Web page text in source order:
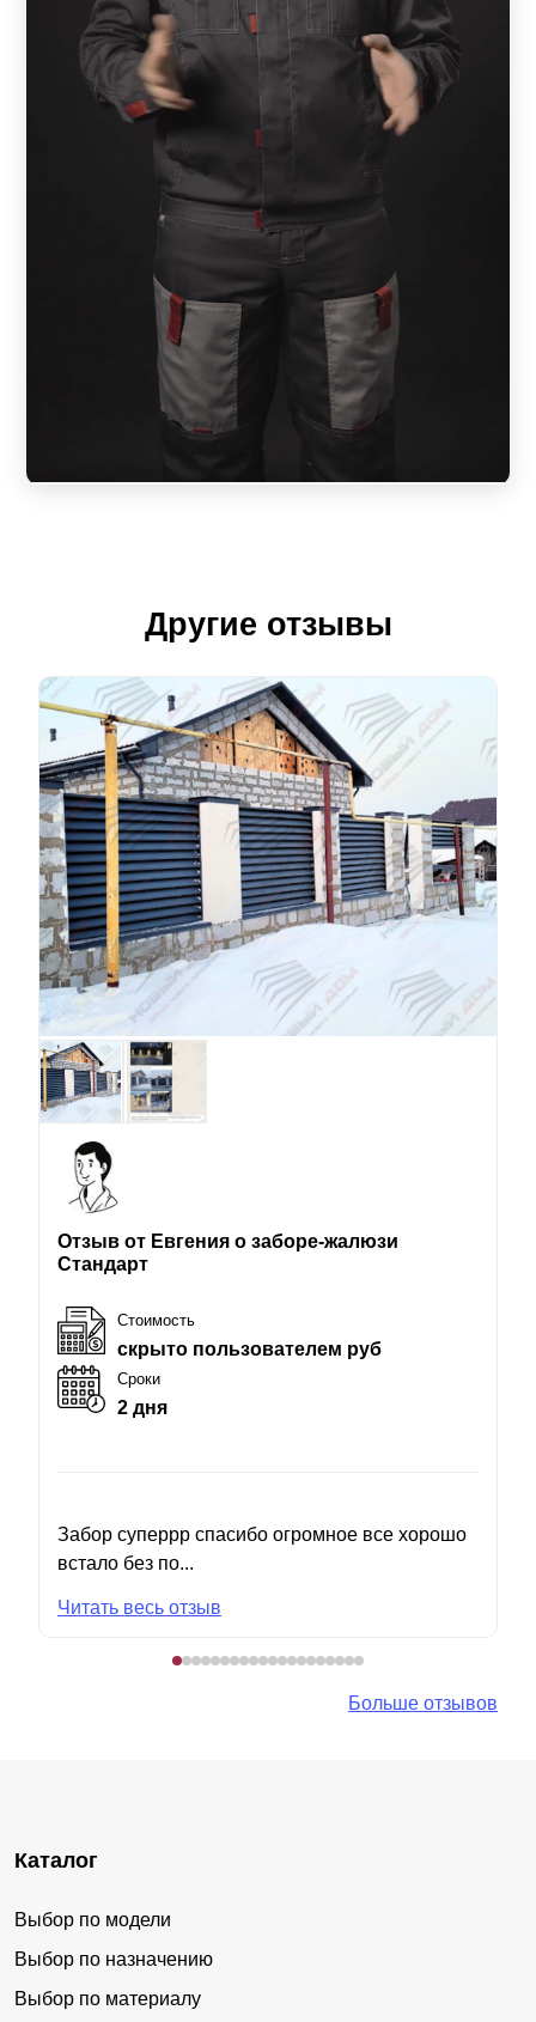
Другие отзывы
Отзыв от Евгения о заборе-жалюзи
Стандарт
Стоимость
скрыто пользователем руб
Сроки
2 дня
Забор суперрр спасибо огромное все хорошо
встало без по...
Читать весь отзыв
Больше отзывов
Каталог
Выбор по модели
Выбор по назначению
Выбор по материалу